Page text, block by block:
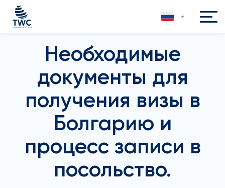
Необходимые
документы для
получения визы в
Болгарию и
процесс записи в
посольство.